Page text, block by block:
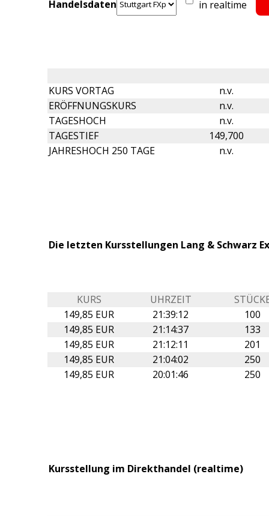
Handelsdaten in realtime
KURS VORTAG
n.v.
ERÖFFNUNGSKURS
n.v.
TAGESHOCH
n.v.
TAGESTIEF
149,700
JAHRESHOCH 250 TAGE
n.v.
Die letzten Kursstellungen Lang & Schwarz
KURS UHRZEIT
149,85 EUR
21:39:12
100
149,85 EUR
21:14:37
133
149,85 EUR
21:12:11
201
149,85 EUR
21:04:02
250
149,85 EUR
20:01:46 250
Kursstellung im Direkthandel (realtime)